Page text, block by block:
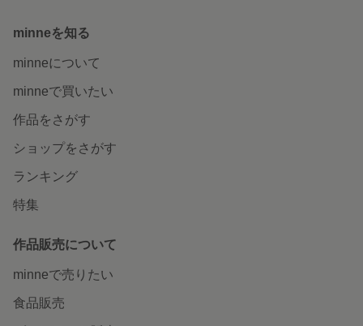
minneを知る
minneについて
minneで買いたい
作品をさがす
ショップをさがす
ランキング
特集
作品販売について
minneで売りたい
食品販売